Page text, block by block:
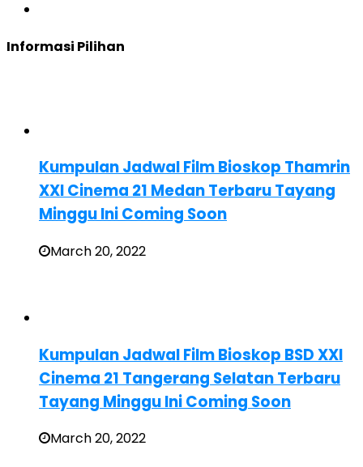
Informasi Pilihan
Kumpulan Jadwal Film Bioskop Thamrin
XXI Cinema 21 Medan Terbaru Tayang
Minggu Ini Coming Soon
March 20, 2022
Kumpulan Jadwal Film Bioskop BSD XXI
Cinema 21 Tangerang Selatan Terbaru
Tayang Minggu Ini Coming Soon
March 20, 2022